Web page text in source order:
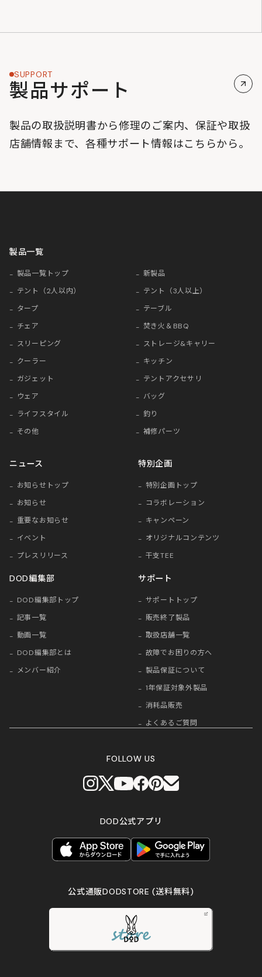
SUPPORT
製品サポート
製品の取扱説明書から修理のご案内、保証や取扱
店舗情報まで、各種サポート情報はこちらから。
製品一覧
製品一覧トップ
新製品
テント（2人以内）
テント（3人以上）
タープ
テーブル
チェア
焚き火＆BBQ
スリーピング
ストレージ&キャリー
クーラー
キッチン
ガジェット
テントアクセサリ
ウェア
バッグ
ライフスタイル
釣り
その他
補修パーツ
ニュース
お知らせトップ
お知らせ
重要なお知らせ
イベント
プレスリリース
特別企画
特別企画トップ
コラボレーション
キャンペーン
オリジナルコンテンツ
干支TEE
DOD編集部
DOD編集部トップ
記事一覧
動画一覧
DOD編集部とは
メンバー紹介
サポート
サポートトップ
販売終了製品
取扱店舗一覧
故障でお困りの方へ
製品保証について
1年保証対象外製品
消耗品販売
よくあるご質問
FOLLOW US
DOD公式アプリ
公式通販DODSTORE(送料無料)